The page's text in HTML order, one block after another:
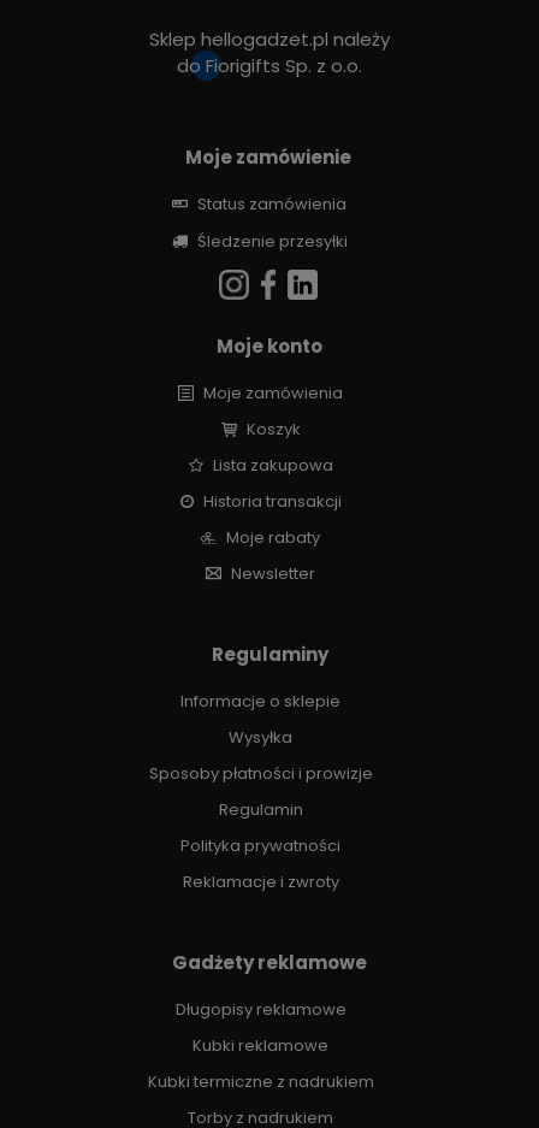
Sklep hellogadzet.pl należy
do Fiorigifts Sp. z o.o.
Moje zamówienie
Status zamówienia
Śledzenie przesyłki
Moje konto
Moje zamówienia
Koszyk
Lista zakupowa
Historia transakcji
Moje rabaty
Newsletter
Regulaminy
Informacje o sklepie
Wysyłka
Sposoby płatności i prowizje
Regulamin
Polityka prywatności
Reklamacje i zwroty
Gadżety reklamowe
Długopisy reklamowe
Kubki reklamowe
Kubki termiczne z nadrukiem
Torby z nadrukiem